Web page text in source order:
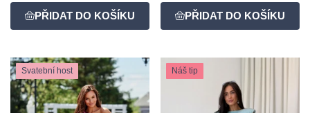
Svatební host Náš tip